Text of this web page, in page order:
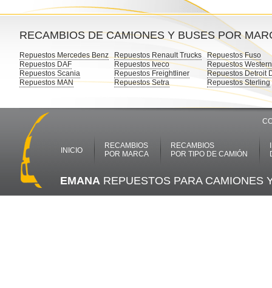
RECAMBIOS DE CAMIONES Y BUSES POR
Repuestos Mercedes Benz
Repuestos DAF
Repuestos Scania
Repuestos MAN
Repuestos Renault Trucks
Repuestos Iveco
Repuestos Freightliner
Repuestos Setra
Repuestos Fuso
Repuestos
Repuestos Detroit
Repuestos Sterling
INICIO
RECAMBIOS
POR MARCA
RECAMBIOS
POR TIPO DE CAMIÓN
EMANA REPUESTOS PARA CAMIONES